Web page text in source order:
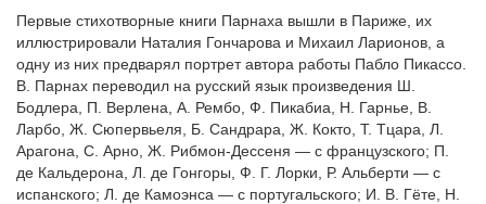
Первые стихотворные книги Парнаха вышли в Париже, их
иллюстрировали Наталия Гончарова и Михаил Ларионов, а
одну из них предварял портрет автора работы Пабло Пикассо.
В. Парнах переводил на русский язык произведения Ш.
Бодлера, П. Верлена, А. Рембо, Ф. Пикабиа, Н. Гарнье, В.
Ларбо, Ж. Сюпервьеля, Б. Сандрара, Ж. Кокто, Т. Тцара, Л.
Арагона, С. Арно, Ж. Рибмон-Дессеня — с французского; П.
де Кальдерона, Л. де Гонгоры, Ф. Г. Лорки, Р. Альберти — с
испанского; Л. де Камоэнса — с португальского; И. В. Гёте, Н.